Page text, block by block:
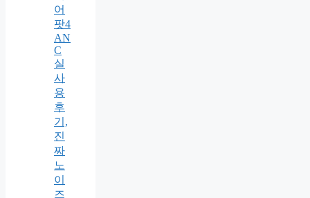
어
팟4
AN
C
실
사
용
후
기,
진
짜
노
이
즈